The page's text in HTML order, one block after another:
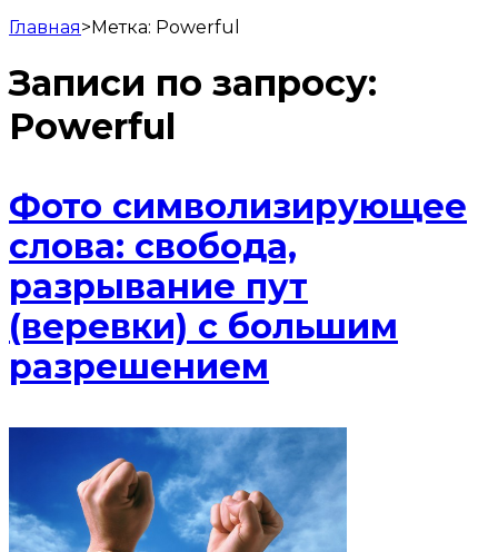
Главная>Метка: Powerful
Записи по запросу:
Powerful
Фото символизирующее
слова: свобода,
разрывание пут
(веревки) с большим
разрешением